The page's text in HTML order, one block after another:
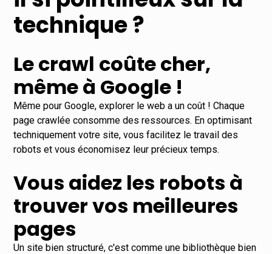
technique ?
Le crawl coûte cher,
même à Google !
Même pour Google, explorer le web a un coût ! Chaque
page crawlée consomme des ressources. En optimisant
techniquement votre site, vous facilitez le travail des
robots et vous économisez leur précieux temps.
Vous aidez les robots à
trouver vos meilleures
pages
Un site bien structuré, c'est comme une bibliothèque bien